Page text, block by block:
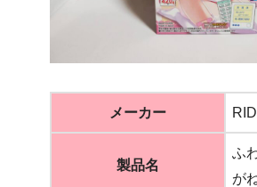
メーカー
製品名
ふ
が